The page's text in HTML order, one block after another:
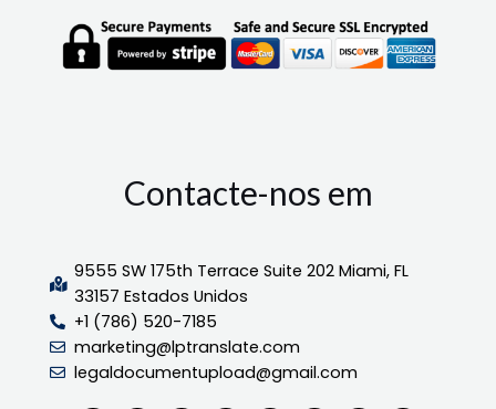
Contacte-nos em
9555 SW 175th Terrace Suite 202 Miami, FL
33157 Estados Unidos
+1 (786) 520-7185
marketing@lptranslate.com
legaldocumentupload@gmail.com